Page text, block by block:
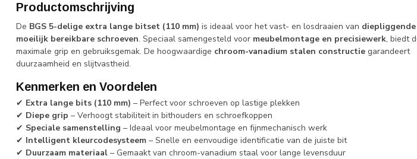
Productomschrijving
De BGS 5-delige extra lange bitset (110 mm) is ideaal voor het vast- en losdraaien van diepliggende
moeilijk bereikbare schroeven. Speciaal samengesteld voor meubelmontage en precisiewerk, biedt
maximale grip en gebruiksgemak. De hoogwaardige chroom-vanadium stalen constructie garandeert
duurzaamheid en slijtvastheid.
Kenmerken en Voordelen
✔ Extra lange bits (110 mm) – Perfect voor schroeven op lastige plekken
✔ Diepe grip – Verhoogt stabiliteit in bithouders en schroefkoppen
✔ Speciale samenstelling – Ideaal voor meubelmontage en fijnmechanisch werk
✔ Intelligent kleurcodesysteem – Snelle en eenvoudige identificatie van de juiste bit
✔ Duurzaam materiaal – Gemaakt van chroom-vanadium staal voor lange levensduur